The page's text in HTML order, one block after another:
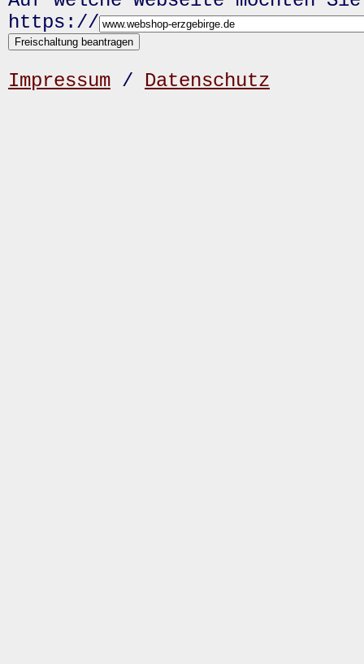
https://
Impressum / Datenschutz